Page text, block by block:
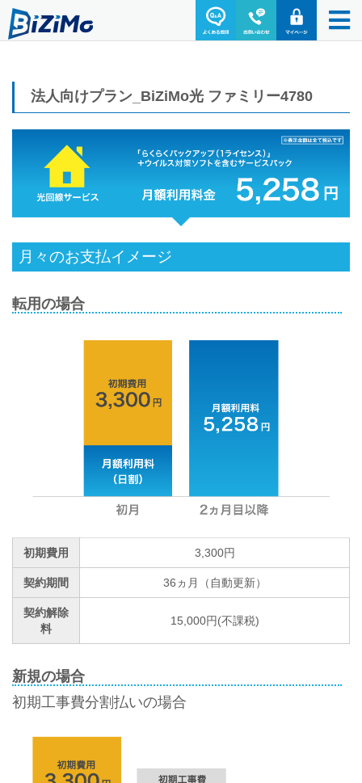
法人向けプラン_BiZiMo光 ファミリー4780
月々のお支払イメージ
転用の場合
初期費用 3,300円
契約期間 36ヵ月（自動更新）
契約解除
料
15,000円(不課税)
新規の場合
初期工事費分割払いの場合